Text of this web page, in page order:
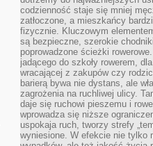
codzienność staje się mniej
zatłoczone, a mieszkańcy
fizycznie. Kluczowym
są bezpieczne, szerokie
poprowadzone ścieżki
jadącego do szkoły rowerem,
wracającej z zakupów czy
barierą bywa nie dystans, ale
zagrożenia na ruchliwej ulicy.
daje się ruchowi pieszemu i
wprowadza się niższe
uspokaja ruch, tworzy strefy
wyniesione. W efekcie nie tylko